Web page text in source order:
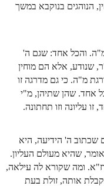
הנוהגים בנוקבא במשך
והכל אחד: שגם ה'
שנודע, אלא הם מוחין
מ"ה. כי גם מדרגה זו
אחד. שהן שתיהן, מ"י
עליונה וזו תחתונה.
שכתוב ה' הידיעה, היא
שהיא מעולם העליון.
ומה שקורא לה עילאה,
אותה, זולת בעת